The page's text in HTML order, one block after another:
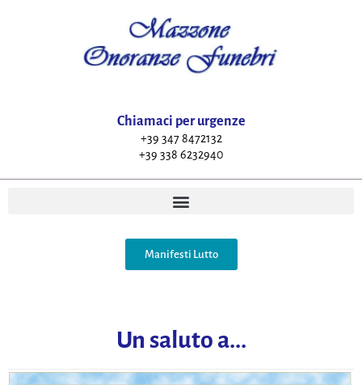
Chiamaci per urgenze
+39 347 8472132
+39 338 6232940
Manifesti Lutto
Un saluto a...